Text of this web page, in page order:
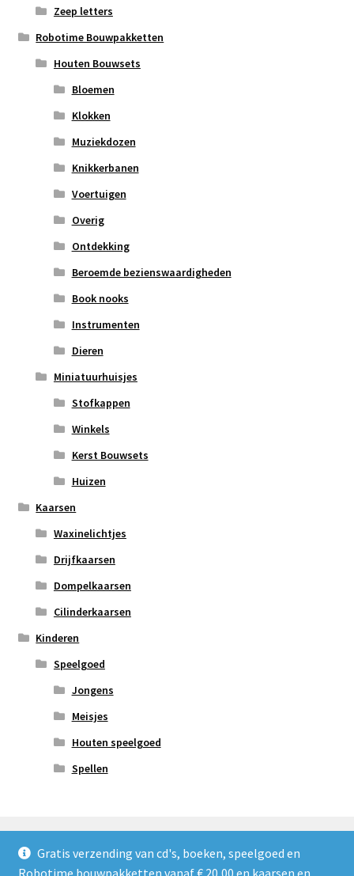
Gratis verzending van cd's, boeken, speelgoed en
Robotime bouwpakketten vanaf € 20,00 en kaarsen en
Zeep letters
Robotime Bouwpakketten
Houten Bouwsets
Bloemen
Klokken
Muziekdozen
Knikkerbanen
Voertuigen
Overig
Ontdekking
Beroemde bezienswaardigheden
Book nooks
Instrumenten
Dieren
Miniatuurhuisjes
Stofkappen
Winkels
Kerst Bouwsets
Huizen
Kaarsen
Waxinelichtjes
Drijfkaarsen
Dompelkaarsen
Cilinderkaarsen
Kinderen
Speelgoed
Jongens
Meisjes
Houten speelgoed
Spellen